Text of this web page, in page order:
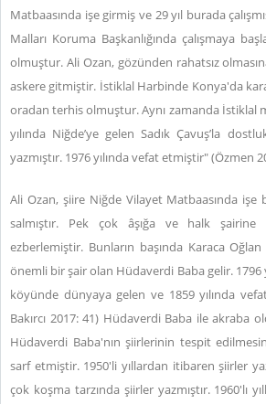
Matbaasında işe girmiş ve 29 yıl burada
Malları Koruma Başkanlığında çalışmaya
olmuştur. Ali Ozan, gözünden rahatsız
askere gitmiştir. İstiklal Harbinde Konya'da
oradan terhis olmuştur. Aynı zamanda İstiklal
yılında Niğde’ye gelen Sadık Çavuş’la
yazmıştır. 1976 yılında vefat etmiştir" (Özmen
Ali Ozan, şiire Niğde Vilayet Matbaasında işe
salmıştır. Pek çok âşığa ve halk
ezberlemiştir. Bunların başında Karaca
önemli bir şair olan Hüdaverdi Baba gelir. 1796
köyünde dünyaya gelen ve 1859 yılında
Bakırcı 2017: 41) Hüdaverdi Baba ile akraba
Hüdaverdi Baba'nın şiirlerinin tespit
sarf etmiştir. 1950'li yıllardan itibaren şiirler
çok koşma tarzında şiirler yazmıştır. 1960'lı